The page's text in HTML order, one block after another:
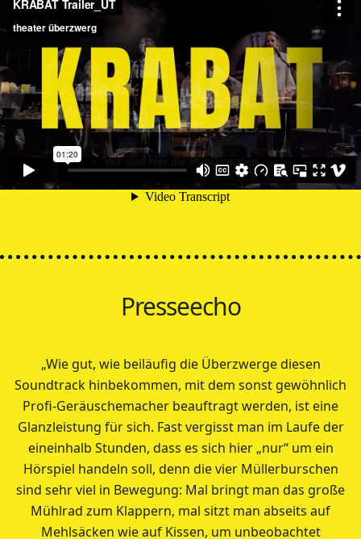
Presseecho
„Wie gut, wie beiläufig die Überzwerge diesen
Soundtrack hinbekommen, mit dem sonst gewöhnlich
Profi-Geräuschemacher beauftragt werden, ist eine
Glanzleistung für sich. Fast vergisst man im Laufe der
eineinhalb Stunden, dass es sich hier „nur“ um ein
Hörspiel handeln soll, denn die vier Müllerburschen
sind sehr viel in Bewegung: Mal bringt man das große
Mühlrad zum Klappern, mal sitzt man abseits auf
Mehlsäcken wie auf Kissen, um unbeobachtet